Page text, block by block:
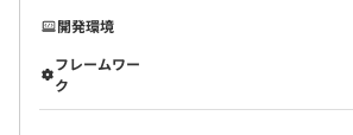
開発環境
フレームワー
ク